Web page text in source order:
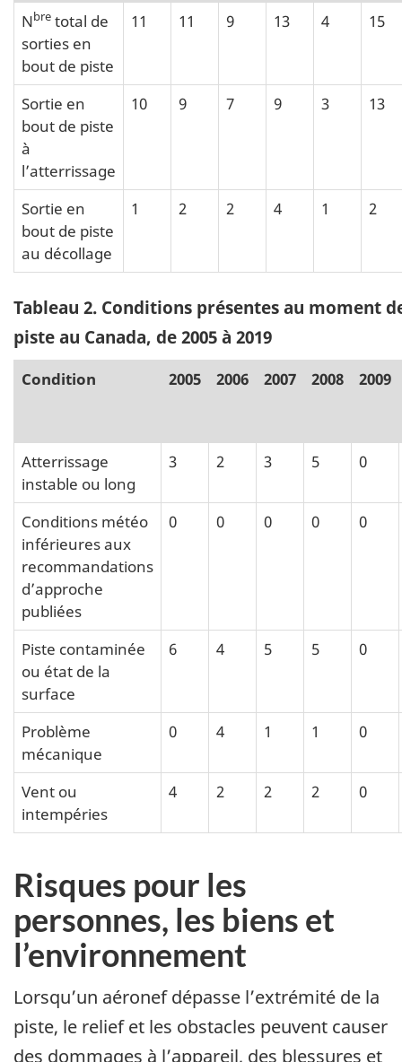
Nbre total de
sorties en
bout de piste
11 11 9 13 4 15
Sortie en
bout de piste
à
l’atterrissage
10 9 7 9 3 13
Sortie en
bout de piste
au décollage
1 2 2 4 1 2
Tableau 2. Conditions présentes au moment
piste au Canada, de 2005 à 2019
Condition 2005 2006 2007 2008 2009
Atterrissage
instable ou long
3 2 3 5 0
Conditions météo
inférieures aux
recommandations
d’approche
publiées
0 0 0 0 0
Piste contaminée
ou état de la
surface
6 4 5 5 0
Problème
mécanique
0 4 1 1 0
Vent ou
intempéries
4 2 2 2 0
Risques pour les
personnes, les biens et
l’environnement
Lorsqu’un aéronef dépasse l’extrémité de la
piste, le relief et les obstacles peuvent causer
des dommages à l’appareil, des blessures et